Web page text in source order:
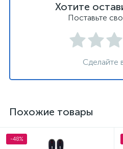
Хотите
Поставьте
Сделайте
Похожие товары
-48%